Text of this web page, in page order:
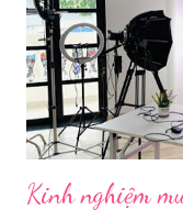
phần mềm Livestream
mà còn là trợ thủ đắc
doanh nghiệp, nhà
mềm sẽ giúp bu...
Kinh nghiệm